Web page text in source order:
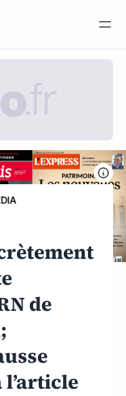
de
l’article